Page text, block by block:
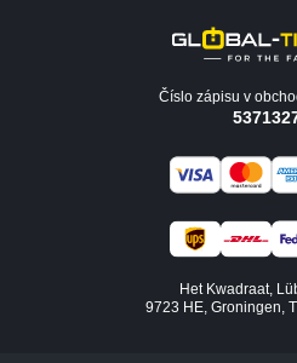
Číslo zápisu v
Het Kwadraat,
9723 HE, Groningen,